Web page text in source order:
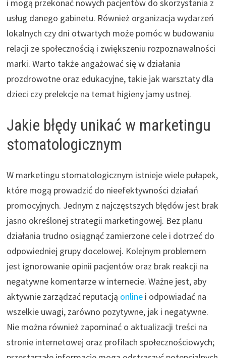
i mogą przekonać nowych pacjentów do skorzystania z
usług danego gabinetu. Również organizacja wydarzeń
lokalnych czy dni otwartych może pomóc w budowaniu
relacji ze społecznością i zwiększeniu rozpoznawalności
marki. Warto także angażować się w działania
prozdrowotne oraz edukacyjne, takie jak warsztaty dla
dzieci czy prelekcje na temat higieny jamy ustnej.
Jakie błędy unikać w marketingu
stomatologicznym
W marketingu stomatologicznym istnieje wiele pułapek,
które mogą prowadzić do nieefektywności działań
promocyjnych. Jednym z najczęstszych błędów jest brak
jasno określonej strategii marketingowej. Bez planu
działania trudno osiągnąć zamierzone cele i dotrzeć do
odpowiedniej grupy docelowej. Kolejnym problemem
jest ignorowanie opinii pacjentów oraz brak reakcji na
negatywne komentarze w internecie. Ważne jest, aby
aktywnie zarządzać reputacją onlinei odpowiadać na
wszelkie uwagi, zarówno pozytywne, jak i negatywne.
Nie można również zapominać o aktualizacji treści na
stronie internetowej oraz profilach społecznościowych;